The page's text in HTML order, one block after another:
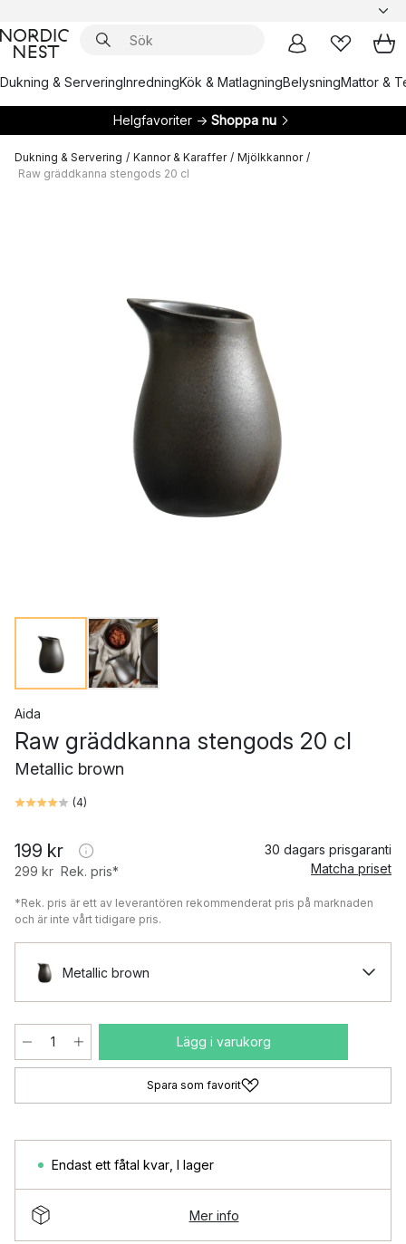
Dukning & ServeringInredningKök & MatlagningBelysningMattor &
Helgfavoriter → Shoppa nu
Dukning & Servering / Kannor & Karaffer / Mjölkkannor /
Raw gräddkanna stengods 20 cl
Aida
Raw gräddkanna stengods 20 cl
Metallic brown
(4)
199 kr
299 kr Rek. pris*
30 dagars prisgaranti
Matcha priset
*Rek. pris är ett av leverantören rekommenderat pris på marknaden
och är inte vårt tidigare pris.
Metallic brown
Lägg i varukorg
Spara som favorit
Endast ett fåtal kvar I lager
Mer info